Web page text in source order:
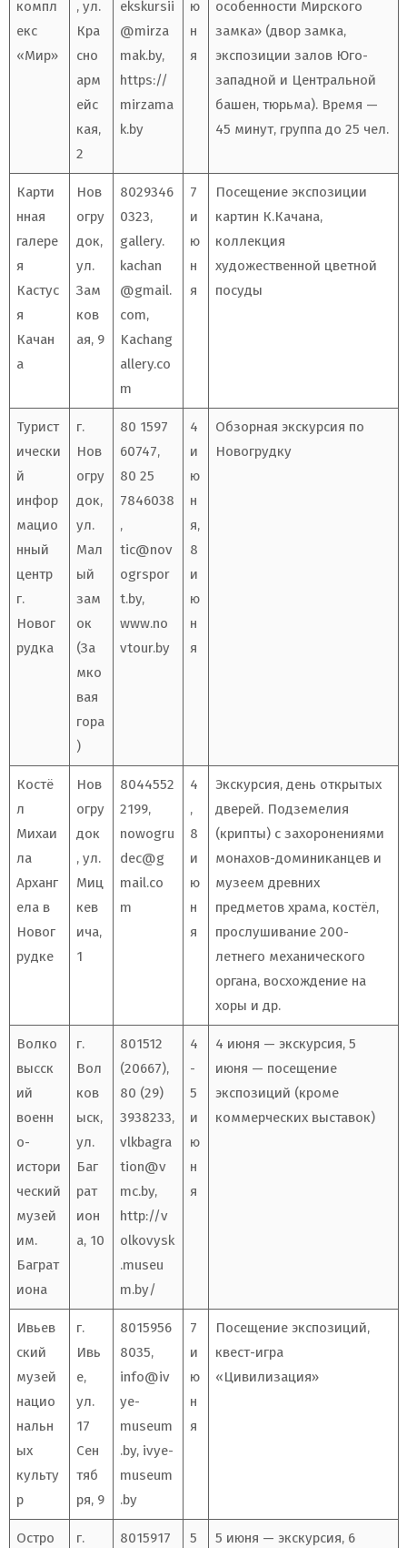
компл
екс
«Мир»
, ул.
Кра
сно
арм
ейс
кая,
2
ekskursii
@mirza
mak.by,
https://
mirzama
k.by
ю
н
я
особенности Мирского
замка» (двор замка,
экспозиции залов Юго-
западной и Центральной
башен, тюрьма). Время —
45 минут, группа до 25 чел.
Карти
нная
галере
я
Кастус
я
Качан
а
Нов
огру
док,
ул.
Зам
ков
ая, 9
8029346
0323,
gallery.
kachan
@gmail.
com,
Kachang
allery.co
m
7
и
ю
н
я
Посещение экспозиции
картин К.Качана,
коллекция
художественной цветной
посуды
Турист
ически
й
инфор
мацио
нный
центр
г.
Новог
рудка
г.
Нов
огру
док,
ул.
Мал
ый
зам
ок
(За
мко
вая
гора
)
80 1597
60747,
80 25
7846038
,
tic@nov
ogrspor
t.by,
www.no
vtour.by
4
и
ю
н
я,
8
и
ю
н
я
Обзорная экскурсия по
Новогрудку
Костё
л
Михаи
ла
Арханг
ела в
Новог
рудке
Нов
огру
док
, ул.
Миц
кев
ича,
1
8044552
2199,
nowogru
dec@g
mail.co
m
4
,
8
и
ю
н
я
Экскурсия, день открытых
дверей. Подземелия
(крипты) с захоронениями
монахов-доминиканцев и
музеем древних
предметов храма, костёл,
прослушивание 200-
летнего механического
органа, восхождение на
хоры и др.
Волко
высск
ий
военн
о-
истори
ческий
музей
им.
Баграт
иона
г.
Вол
ков
ыск,
ул.
Баг
рат
ион
а, 10
801512
(20667),
80 (29)
3938233,
vlkbagra
tion@v
mc.by,
http://v
olkovysk
.museu
m.by/
4
-
5
и
ю
н
я
4 июня — экскурсия, 5
июня — посещение
экспозиций (кроме
коммерческих выставок)
Ивьев
ский
музей
нацио
нальн
ых
культу
р
г.
Ивь
е,
ул.
17
Сен
тяб
ря, 9
8015956
8035,
info@iv
ye-
museum
.by, ivye-
museum
.by
7
и
ю
н
я
Посещение экспозиций,
квест-игра
«Цивилизация»
Остро
г.
8015917
5
5 июня — экскурсия, 6